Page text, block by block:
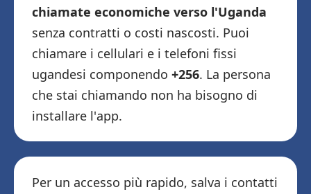
chiamate economiche verso l'Uganda
senza contratti o costi nascosti. Puoi
chiamare i cellulari e i telefoni fissi
ugandesi componendo +256. La persona
che stai chiamando non ha bisogno di
installare l'app.
Per un accesso più rapido, salva i contatti